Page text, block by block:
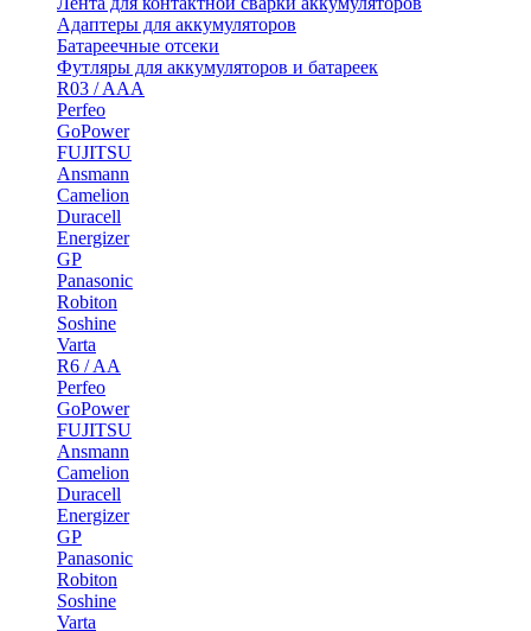
Адаптеры для аккумуляторов
Батареечные отсеки
Футляры для аккумуляторов и батареек
R03 / AAA
Perfeo
GoPower
FUJITSU
Ansmann
Camelion
Duracell
Energizer
GP
Panasonic
Robiton
Soshine
Varta
R6 / AA
Perfeo
GoPower
FUJITSU
Ansmann
Camelion
Duracell
Energizer
GP
Panasonic
Robiton
Soshine
Varta